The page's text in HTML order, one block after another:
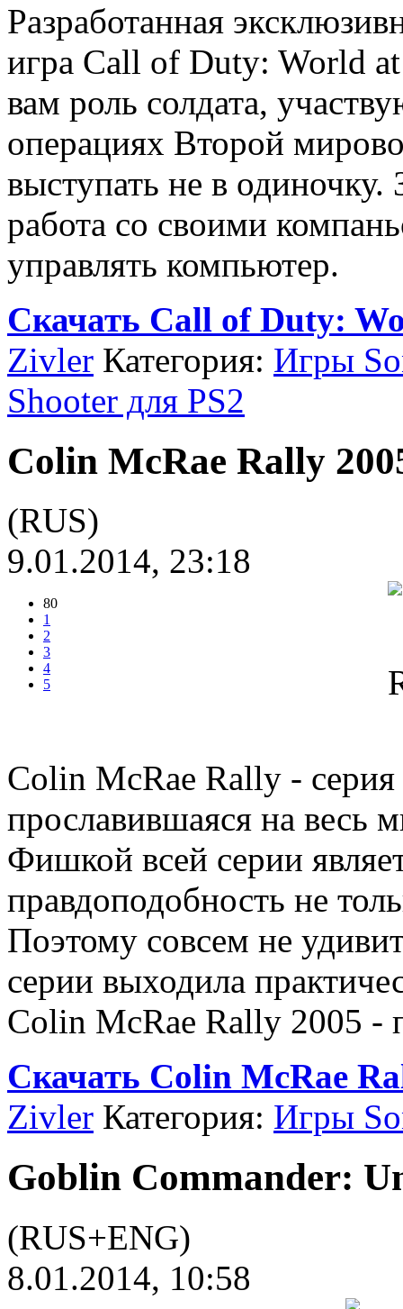
Разработанная
игра Call of Duty: World
вам роль солдата,
операциях Второй
выступать не в одиночку.
работа со своими
управлять компьютер.
Скачать Call of Duty:
Zivler Категория: Игры
Shooter для PS2
Colin McRae Rally
(RUS)
9.01.2014, 23:18
80
1
2
3
4
5
Colin McRae Rally -
прославившаяся на весь
Фишкой всей серии
правдоподобность не
Поэтому совсем не
серии выходила
Colin McRae Rally 2005 -
Скачать Colin McRae
Zivler Категория: Игры
Goblin Commander:
(RUS+ENG)
8.01.2014, 10:58